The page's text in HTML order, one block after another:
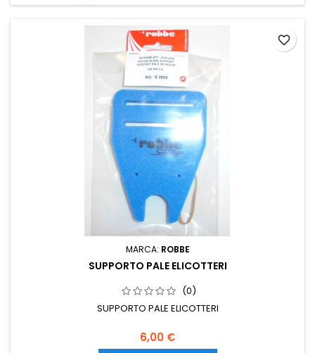
MARCA: ROBBE
SUPPORTO PALE ELICOTTERI
(0)
SUPPORTO PALE ELICOTTERI
6,00 €
favorite_border